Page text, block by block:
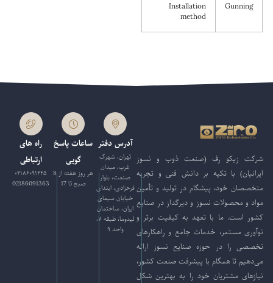
Installation
method
Gunning
شرکت زیکو رف (صنعت ذوب و نسوز
ایرانیان) با تکیه بر دانش فنی و تجربه
متخصصان خود، پیشگام در تولید و تأمین
مواد و محصولات نسوز و دیرگداز در صنایع
کشور است. ما با تعهد به کیفیت برتر و
نوآوری مستمر، خدمات جامع و راهکارهای
تخصصی را در حوزه صنایع نسوز ارائه
می‌دهیم تا همگام با پیشرفت صنعت کشور،
نیازهای مشتریان خود را به بهترین شکل
آدرس دفتر
تهران، شهرک
غرب، میدان
صنعت، بلوار
فرحزادی، ابتدای
خیابان سیمای
ایران، ساختمان
لیدوما، طبقه ۷،
واحد ۹
ساعات پاسخ
گویی
هر روز هفته از 8
صبح تا 17
راه های
ارتباطی
۰۲۱۸۶۰۹۱۲۲۵
02186091363